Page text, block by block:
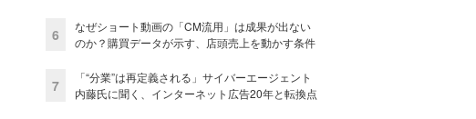
6
なぜショート動画の「CM流用」は成果が出ない
のか？購買データが示す、店頭売上を動かす条件
7
「“分業”は再定義される」サイバーエージェント
内藤氏に聞く、インターネット広告20年と転換点